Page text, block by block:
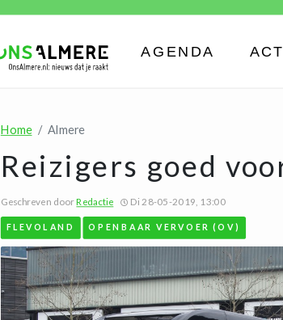
AGENDA
Home Almere
Reizigers goed
Geschreven doorRedactie Di 28-05-2019, 13:00
FLEVOLAND OPENBAAR VERVOER (OV)